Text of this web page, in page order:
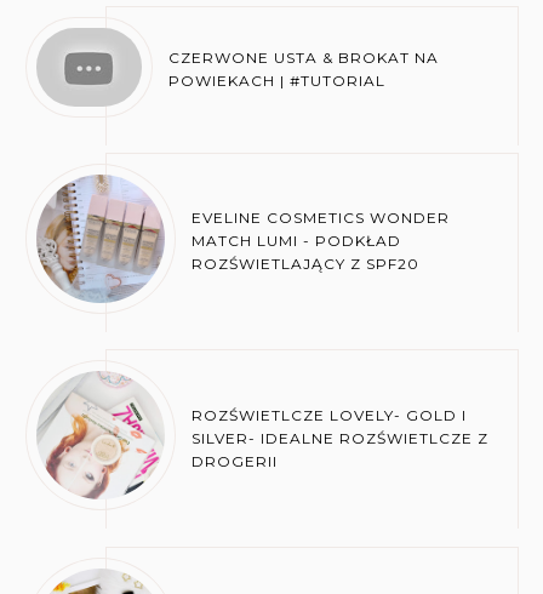
CZERWONE USTA & BROKAT NA
POWIEKACH | #TUTORIAL
EVELINE COSMETICS WONDER
MATCH LUMI - PODKŁAD
ROZŚWIETLAJĄCY Z SPF20
ROZŚWIETLCZE LOVELY- GOLD I
SILVER- IDEALNE ROZŚWIETLCZE Z
DROGERII